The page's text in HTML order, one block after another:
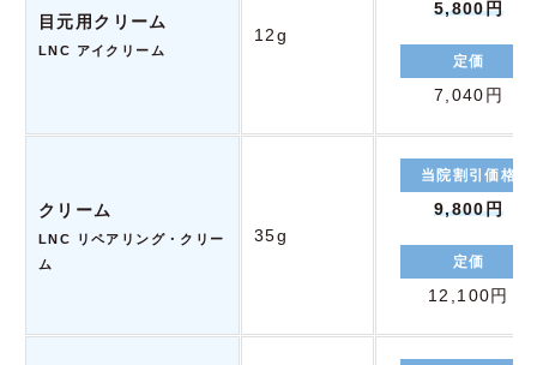
目元用クリーム
LNC アイクリーム
12g
5,800円
定価
7,040円
クリーム
LNC リペアリング・クリー
ム
35g
当院割引価格
9,800円
定価
12,100円